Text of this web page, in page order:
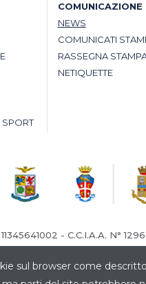
SPORT
COMUNICAZIONE
NEWS
COMUNICATI
RASSEGNA
NETIQUETTE
- C.C.I.A.A. N°
sul browser come